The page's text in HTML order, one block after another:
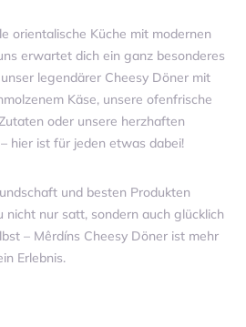
orientalische Küche mit modernen
erwartet dich ein ganz besonderes
legendärer Cheesy Döner mit
Käse, unsere ofenfrische
oder unsere herzhaften
hier ist für jeden etwas dabei!
und besten Produkten
nicht nur satt, sondern auch glücklich
– Mêrdíns Cheesy Döner ist mehr
Erlebnis.